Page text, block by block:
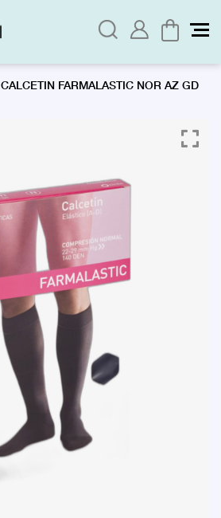
CALCETIN FARMALASTIC NOR AZ GD